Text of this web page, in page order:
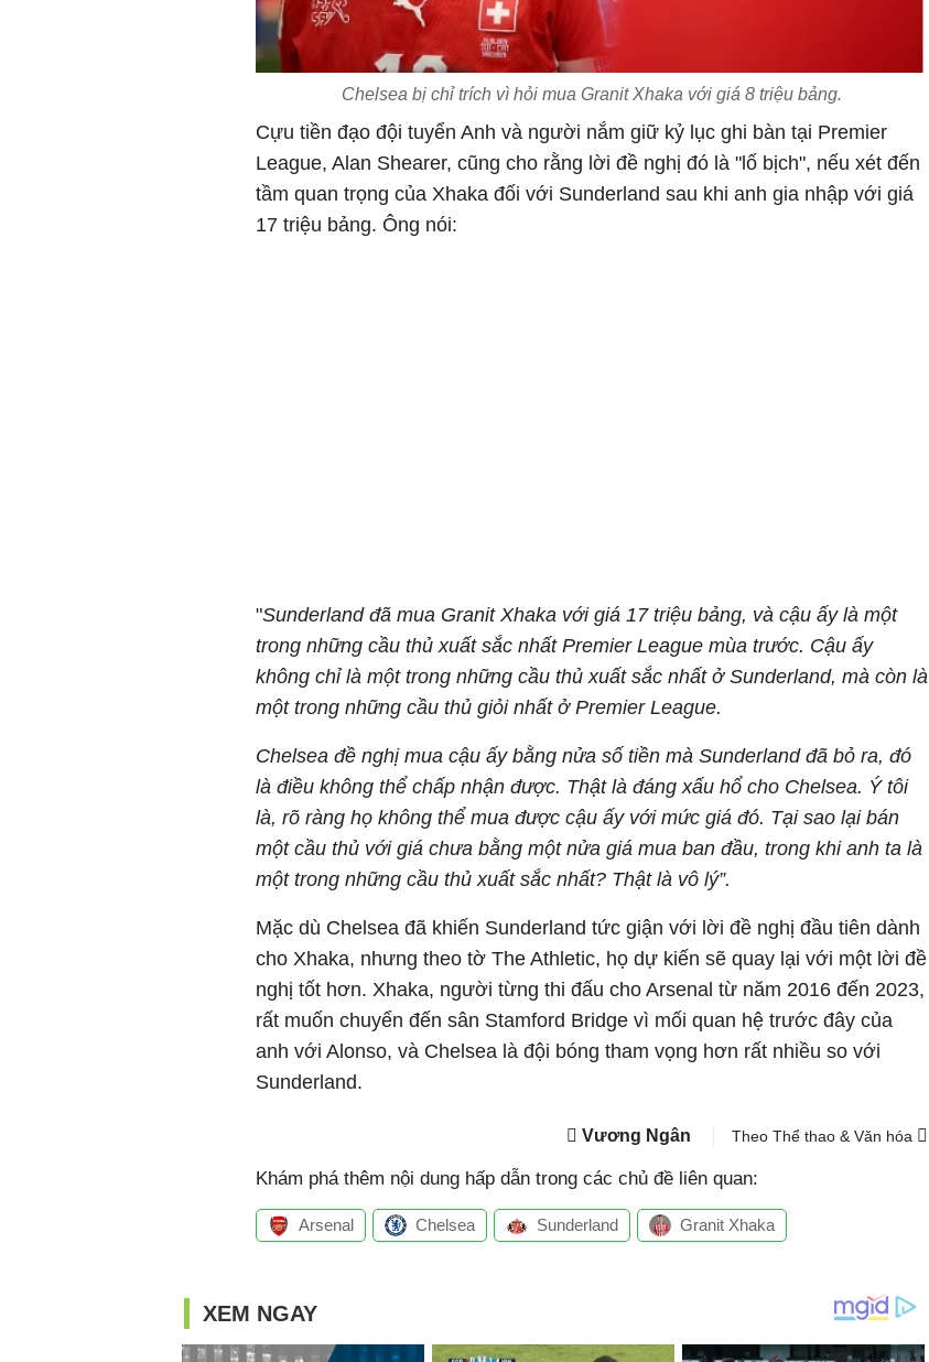
Chelsea bị chỉ trích vì hỏi mua Granit Xhaka với giá 8 triệu bảng.
Cựu tiền đạo đội tuyển Anh và người nắm giữ kỷ lục ghi bàn tại Premier
League, Alan Shearer, cũng cho rằng lời đề nghị đó là "lố bịch", nếu xét đến
tầm quan trọng của Xhaka đối với Sunderland sau khi anh gia nhập với giá
17 triệu bảng. Ông nói:
"Sunderland đã mua Granit Xhaka với giá 17 triệu bảng, và cậu ấy là một
trong những cầu thủ xuất sắc nhất Premier League mùa trước. Cậu ấy
không chỉ là một trong những cầu thủ xuất sắc nhất ở Sunderland, mà còn là
một trong những cầu thủ giỏi nhất ở Premier League.
Chelsea đề nghị mua cậu ấy bằng nửa số tiền mà Sunderland đã bỏ ra, đó
là điều không thể chấp nhận được. Thật là đáng xấu hổ cho Chelsea. Ý tôi
là, rõ ràng họ không thể mua được cậu ấy với mức giá đó. Tại sao lại bán
một cầu thủ với giá chưa bằng một nửa giá mua ban đầu, trong khi anh ta là
một trong những cầu thủ xuất sắc nhất? Thật là vô lý”.
Mặc dù Chelsea đã khiến Sunderland tức giận với lời đề nghị đầu tiên dành
cho Xhaka, nhưng theo tờ The Athletic, họ dự kiến sẽ quay lại với một lời đề
nghị tốt hơn. Xhaka, người từng thi đấu cho Arsenal từ năm 2016 đến 2023,
rất muốn chuyển đến sân Stamford Bridge vì mối quan hệ trước đây của
anh với Alonso, và Chelsea là đội bóng tham vọng hơn rất nhiều so với
Sunderland.
Vương Ngân Theo Thể thao & Văn hóa
Khám phá thêm nội dung hấp dẫn trong các chủ đề liên quan:
Arsenal Chelsea Sunderland Granit Xhaka